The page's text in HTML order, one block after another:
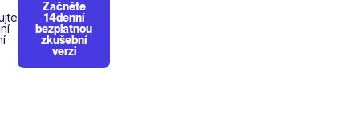
Začněte
14denní
bezplatnou
zkušební
verzi